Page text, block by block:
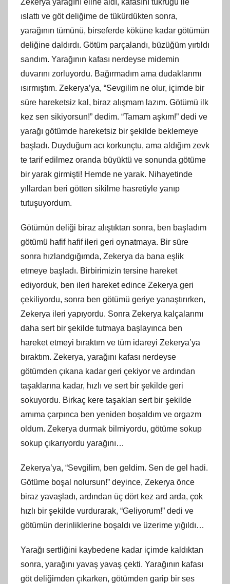
ıslattı ve göt deliğime de tükürdükten sonra,
yarağının tümünü, birseferde köküne kadar götümün
deliğine daldırdı. Götüm parçalandı, büzüğüm yırtıldı
sandım. Yarağının kafası nerdeyse midemin
duvarını zorluyordu. Bağırmadım ama dudaklarımı
ısırmıştım. Zekerya’ya, “Sevgilim ne olur, içimde bir
süre hareketsiz kal, biraz alışmam lazım. Götümü ilk
kez sen sikiyorsun!” dedim. “Tamam aşkım!” dedi ve
yarağı götümde hareketsiz bir şekilde beklemeye
başladı. Duyduğum acı korkunçtu, ama aldığım zevk
te tarif edilmez oranda büyüktü ve sonunda götüme
bir yarak girmişti! Hemde ne yarak. Nihayetinde
yıllardan beri götten sikilme hasretiyle yanıp
tutuşuyordum.
Götümün deliği biraz alıştıktan sonra, ben başladım
götümü hafif hafif ileri geri oynatmaya. Bir süre
sonra hızlandgığımda, Zekerya da bana eşlik
etmeye başladı. Birbirimizin tersine hareket
ediyorduk, ben ileri hareket edince Zekerya geri
çekiliyordu, sonra ben götümü geriye yanaştırırken,
Zekerya ileri yapıyordu. Sonra Zekerya kalçalarımı
daha sert bir şekilde tutmaya başlayınca ben
hareket etmeyi bıraktım ve tüm idareyi Zekerya’ya
bıraktım. Zekerya, yarağını kafası nerdeyse
götümden çıkana kadar geri çekiyor ve ardından
taşaklarına kadar, hızlı ve sert bir şekilde geri
sokuyordu. Birkaç kere taşakları sert bir şekilde
amıma çarpınca ben yeniden boşaldım ve orgazm
oldum. Zekerya durmak bilmiyordu, götüme sokup
sokup çıkarıyordu yarağını…
Zekerya’ya, “Sevgilim, ben geldim. Sen de gel hadi.
Götüme boşal nolursun!” deyince, Zekerya önce
biraz yavaşladı, ardından üç dört kez ard arda, çok
hızlı bir şekilde vurdurarak, “Geliyorum!” dedi ve
götümün derinliklerine boşaldı ve üzerime yığıldı…
Yarağı sertliğini kaybedene kadar içimde kaldıktan
sonra, yarağını yavaş yavaş çekti. Yarağının kafası
göt deliğimden çıkarken, götümden garip bir ses